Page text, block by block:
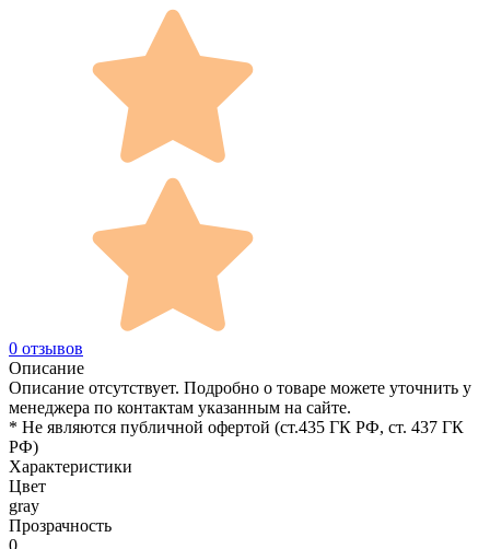
0 отзывов
Описание
Описание отсутствует. Подробно о товаре можете уточнить у
менеджера по контактам указанным на сайте.
* Не являются публичной офертой (ст.435 ГК РФ, cт. 437 ГК
РФ)
Характеристики
Цвет
gray
Прозрачность
0